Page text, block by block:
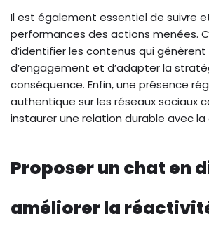
Il est également essentiel de suivre
performances des actions menées.
d’identifier les contenus qui génèrent
d’engagement et d’adapter la
conséquence. Enfin, une présence
authentique sur les réseaux sociaux
instaurer une relation durable avec la
Proposer un chat en
améliorer la